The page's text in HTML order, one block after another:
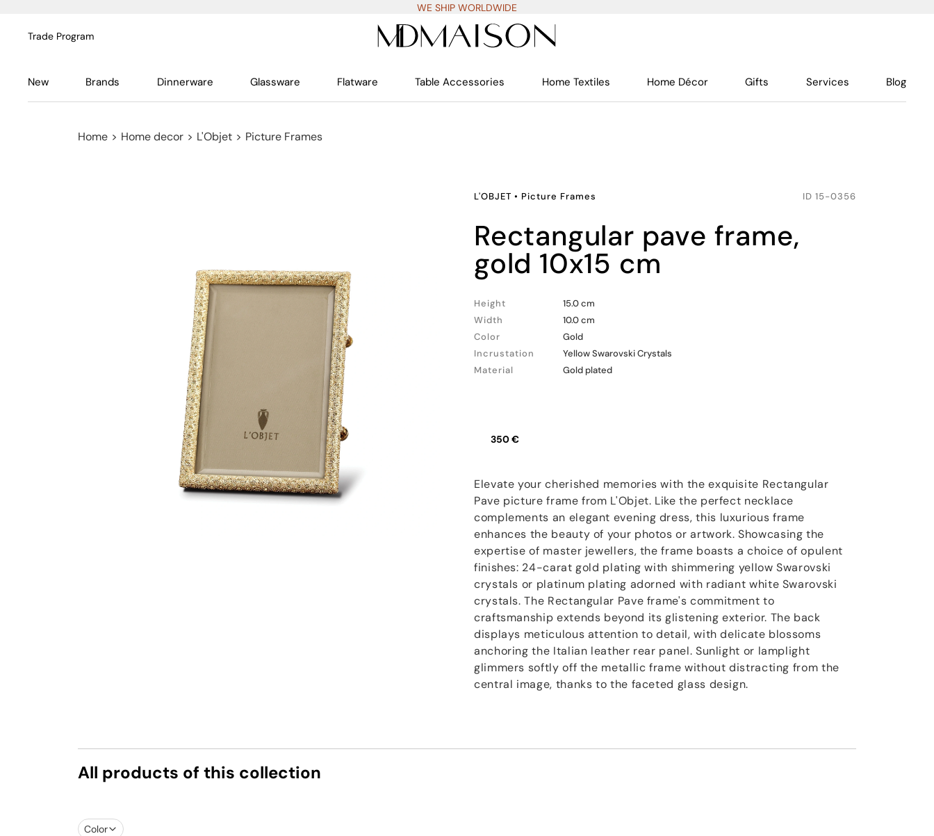
WE SHIP WORLDWIDE
Trade Program
New Brands Dinnerware Glassware Flatware Table Accessories Home Textiles Home Décor Gifts Services Blog
Home > Home decor > L'Objet > Picture Frames
L'OBJET • Picture Frames ID 15-0356
rectangular pave frame,
gold 10x15 cm
Height
15.0 cm
Width
10.0 cm
Color
Gold
Incrustation
Yellow Swarovski Crystals
Material
Gold plated
350 €
Elevate your cherished memories with the exquisite Rectangular
Pave picture frame from L'Objet. Like the perfect necklace
complements an elegant evening dress, this luxurious frame
enhances the beauty of your photos or artwork. Showcasing the
expertise of master jewellers, the frame boasts a choice of opulent
finishes: 24-carat gold plating with shimmering yellow Swarovski
crystals or platinum plating adorned with radiant white Swarovski
crystals. The Rectangular Pave frame's commitment to
craftsmanship extends beyond its glistening exterior. The back
displays meticulous attention to detail, with delicate blossoms
anchoring the Italian leather rear panel. Sunlight or lamplight
glimmers softly off the metallic frame without distracting from the
central image, thanks to the faceted glass design.
All products of this collection
Color